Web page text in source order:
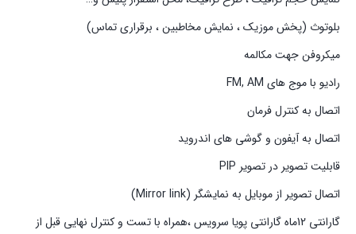
بلوتوث (پخش موزیک ، نمایش مخاطبین ، برقراری تماس)
میکروفن جهت مکالمه
رادیو با موج های FM, AM
اتصال به کنترل فرمان
اتصال به آیفون و گوشی های اندروید
قابلیت تصویر در تصویر PIP
اتصال تصویر از موبایل به نمایشگر (Mirror link)
گارانتی 12ماه گارانتی پویا سرویس ،همراه با تست و کنترل نهایی قبل از